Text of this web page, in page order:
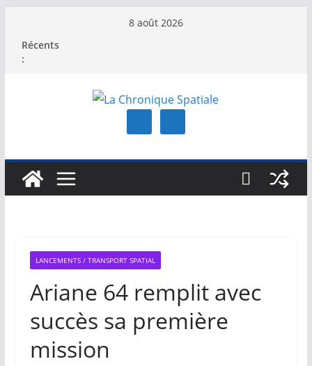
contenu
8 août 2026
Récents
:
LANCEMENTS / TRANSPORT SPATIAL
Ariane 64 remplit avec
succès sa première
mission